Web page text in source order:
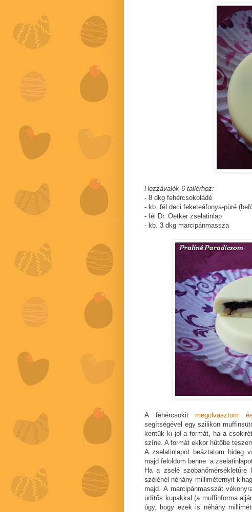
Hozzávalók 6 tallérhoz:
- 8 dkg fehércsokoládé
- kb. fél deci feketeáfonya-püré
- fél Dr. Oetker zselatinlap
- kb. 3 dkg marcipánmassza
A fehércsokitmegolvasztom
segítségével egy szilikon
kentük ki jól a formát, ha a
színe. A formát ekkor hűtőbe
A zselatinlapot beáztatom hideg
majd feloldom benne a
Ha a zselé
szélénél néhány milliméternyit
majd. A marcipánmasszát
üdítős kupakkal (a muffinforma
úgy, hogy ezek is néhány